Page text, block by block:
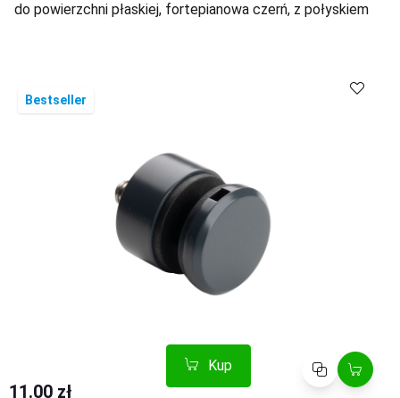
do powierzchni płaskiej, fortepianowa czerń, z połyskiem
Kup Porównaj
Bestseller
11.00 zł